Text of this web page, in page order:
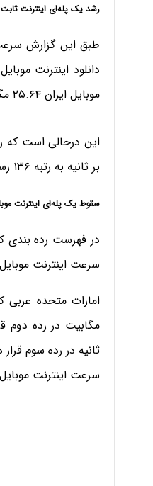
رشد یک پله‌ای اینترنت ثابت و سقوط ۴ پله‌ای
موبایل ایران ۲۵.۶۴ مگابیت برثانیه بود.
بر ثانیه به رتبه ۱۳۶ رسیده است. در ماه گذشته سرعت اینترنت ثابت ایران ۱۷.۸۴ مگابیت بر ثانیه بود.
سقوط یک پله‌ای اینترنت
در فهرست رده بندی
سرعت اینترنت موبایل این کشور ۱۷۸.۰۱
ثانیه در رده سوم
سرعت اینترنت موبایل چین ۱۵۵.۸۹ و استرالیا ۱۱۲.۶۸ مگابیت بر